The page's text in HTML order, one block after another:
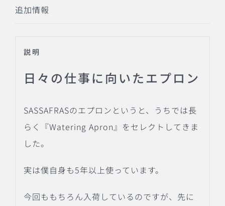
追加情報
説明
日々の仕事に向いたエプロン
SASSAFRASのエプロンというと、うちでは長
らく『Watering Apron』をセレクトしてきま
した。
実は僕自身も5年以上使っています。
今回ももちろん入荷しているのですが、先に